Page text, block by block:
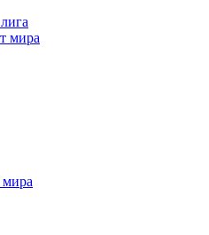
мира